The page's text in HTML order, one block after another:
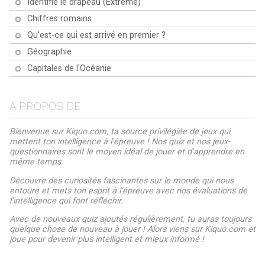
Chiffres romains
Qu'est-ce qui est arrivé en premier ?
Géographie
Capitales de l'Océanie
À PROPOS DE
Bienvenue sur Kiquo.com, ta source privilégiée de jeux qui
mettent ton intelligence à l'épreuve ! Nos quiz et nos jeux-
questionnaires sont le moyen idéal de jouer et d'apprendre en
même temps.
Découvre des curiosités fascinantes sur le monde qui nous
entoure et mets ton esprit à l'épreuve avec nos évaluations de
l'intelligence qui font réfléchir.
Avec de nouveaux quiz ajoutés régulièrement, tu auras toujours
quelque chose de nouveau à jouer ! Alors viens sur Kiquo.com et
joue pour devenir plus intelligent et mieux informé !